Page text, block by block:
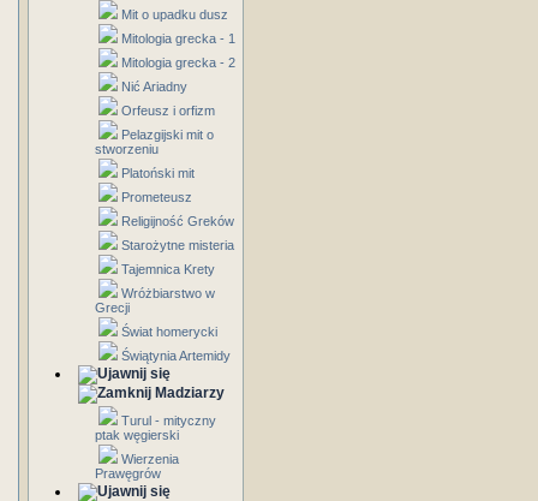
Mit o upadku dusz
Mitologia grecka - 1
Mitologia grecka - 2
Nić Ariadny
Orfeusz i orfizm
Pelazgijski mit o
stworzeniu
Platoński mit
Prometeusz
Religijność Greków
Starożytne misteria
Tajemnica Krety
Wróżbiarstwo w
Grecji
Świat homerycki
Świątynia Artemidy
Madziarzy
Turul - mityczny
ptak węgierski
Wierzenia
Prawęgrów